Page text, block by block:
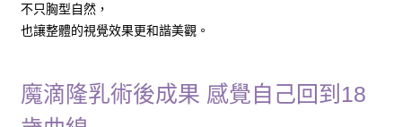
不只胸型自然，
也讓整體的視覺效果更和諧美觀。
魔滴隆乳術後成果 感覺自己回到18